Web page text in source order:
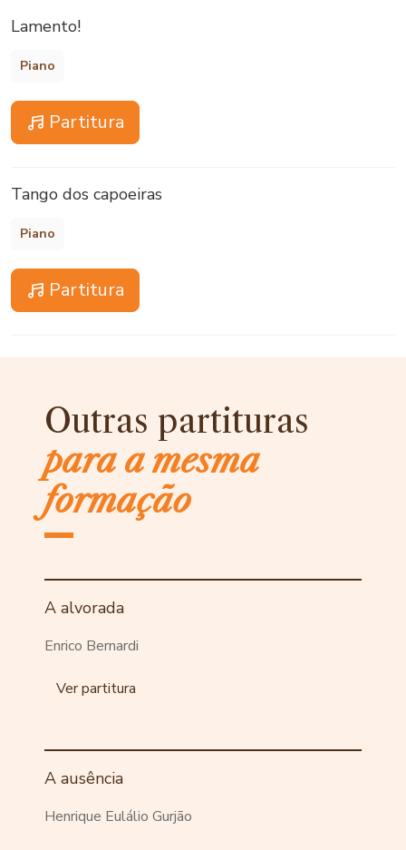
Lamento!
Piano
Partitura
Tango dos capoeiras
Piano
Partitura
Outras partituras
para a mesma
formação
A alvorada
Enrico Bernardi
Ver partitura
A ausência
Henrique Eulálio Gurjão